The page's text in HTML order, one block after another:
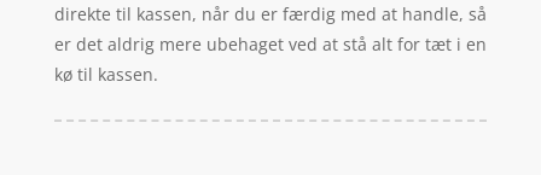
direkte til kassen, når du er færdig med at handle, så
er det aldrig mere ubehaget ved at stå alt for tæt i en
kø til kassen.